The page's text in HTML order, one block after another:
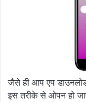
जैसे ही आप एप
इस तरीके से ओपन हो